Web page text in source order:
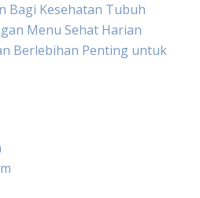
Bagi Kesehatan Tubuh
Menu Sehat Harian
Berlebihan Penting untuk